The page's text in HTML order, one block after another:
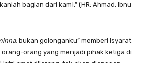
bagian dari kami.” (HR: Ahmad, Ibnu
; bukan golonganku” memberi isyarat
orang yang menjadi pihak ketiga di